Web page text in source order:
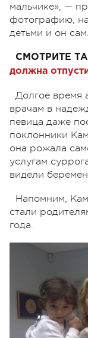
мальчике», —
фотографию,
детьми и он сам.
СМОТРИТЕ
должна
Долгое время
врачам в
певица даже
поклонники
она рожала
услугам
видели
Напомним,
стали
года.